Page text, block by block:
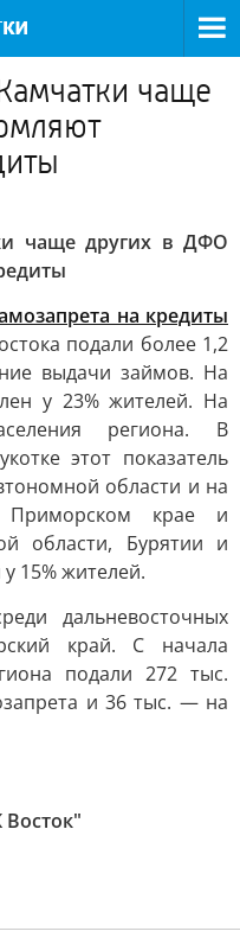
чаще
чаще других в ДФО
на кредиты
подали более 1,2
выдачи займов. На
у 23% жителей. На
региона. В
этот показатель
области и на
крае и
области, Бурятии и
15% жителей.
дальневосточных
край. С начала
подали 272 тыс.
и 36 тыс. — на